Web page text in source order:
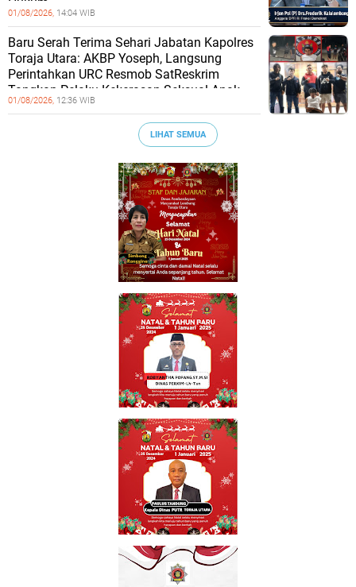
01/08/2026, 14:04 WIB
Baru Serah Terima Sehari Jabatan Kapolres
Toraja Utara: AKBP Yoseph, Langsung
Perintahkan URC Resmob SatReskrim
Tangkap Pelaku Kekerasan Seksual Anak
01/08/2026, 12:36 WIB
LIHAT SEMUA